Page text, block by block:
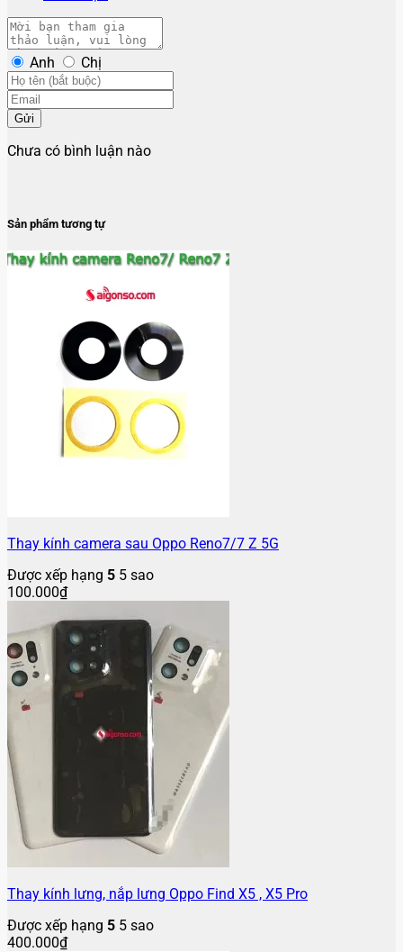
Anh Chị
Gửi
Chưa có bình luận nào
Sản phẩm tương tự
Thay kính camera sau Oppo Reno7/7 Z 5G
Được xếp hạng 5 5 sao
100.000₫
Thay kính lưng, nắp lưng Oppo Find X5 , X5 Pro
Được xếp hạng 5 5 sao
400.000₫